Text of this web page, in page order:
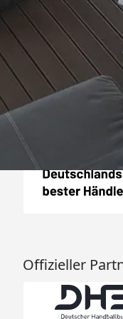
4,85/
15.831 Bewertungen
Auszeichnungen
Offizieller